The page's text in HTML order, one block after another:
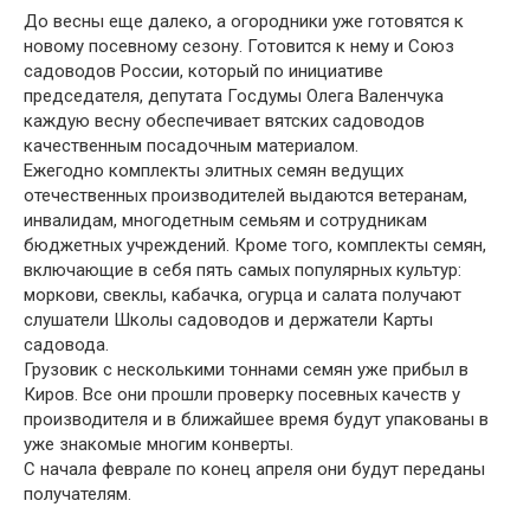
До весны еще далеко, а огородники уже готовятся к
новому посевному сезону. Готовится к нему и Союз
садоводов России, который по инициативе
председателя, депутата Госдумы Олега Валенчука
каждую весну обеспечивает вятских садоводов
качественным посадочным материалом.
Ежегодно комплекты элитных семян ведущих
отечественных производителей выдаются ветеранам,
инвалидам, многодетным семьям и сотрудникам
бюджетных учреждений. Кроме того, комплекты семян,
включающие в себя пять самых популярных культур:
моркови, свеклы, кабачка, огурца и салата получают
слушатели Школы садоводов и держатели Карты
садовода.
Грузовик с несколькими тоннами семян уже прибыл в
Киров. Все они прошли проверку посевных качеств у
производителя и в ближайшее время будут упакованы в
уже знакомые многим конверты.
С начала феврале по конец апреля они будут переданы
получателям.